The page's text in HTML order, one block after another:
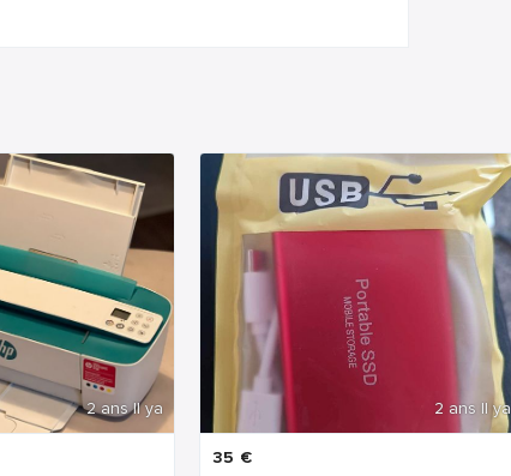
2 ans Il ya 2 ans Il ya
35 €